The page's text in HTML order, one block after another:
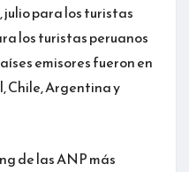
julio para los turistas
los turistas peruanos
emisores fueron en
Chile, Argentina y
de las ANP más